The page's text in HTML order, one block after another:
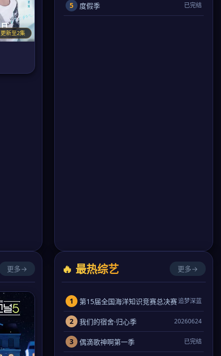
更新至2集
5 度假季 已完结
更多→ 🔥 最热综艺 更多→
1 第15届全国海洋知识竞赛总决赛追梦深蓝
2 我们的宿舍·归心季 20260624
3 偶滴歌神啊第一季 已完结